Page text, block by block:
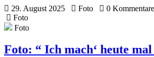
29. August 2025 Foto 0
Foto
Foto
Foto: “ Ich mach‘ heute